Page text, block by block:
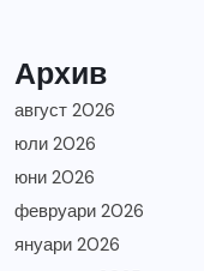
Архив
август 2026
юли 2026
юни 2026
февруари 2026
януари 2026